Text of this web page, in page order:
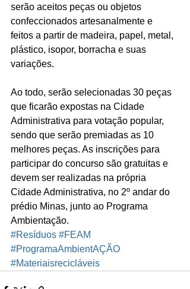
serão aceitos peças ou objetos
confeccionados artesanalmente e
feitos a partir de madeira, papel, metal,
plástico, isopor, borracha e suas
variações.
Ao todo, serão selecionadas 30 peças
que ficarão expostas na Cidade
Administrativa para votação popular,
sendo que serão premiadas as 10
melhores peças. As inscrições para
participar do concurso são gratuitas e
devem ser realizadas na própria
Cidade Administrativa, no 2º andar do
prédio Minas, junto ao Programa
Ambientação.
#Resíduos #FEAM
#ProgramaAmbientAÇÃO
#Materiaisrecicláveis